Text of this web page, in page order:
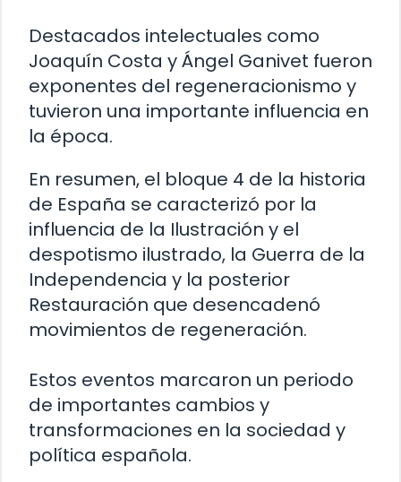
Destacados intelectuales como
Joaquín Costa y Ángel Ganivet fueron
exponentes del regeneracionismo y
tuvieron una importante influencia en
la época.
En resumen, el bloque 4 de la historia
de España se caracterizó por la
influencia de la Ilustración y el
despotismo ilustrado, la Guerra de la
Independencia y la posterior
Restauración que desencadenó
movimientos de regeneración.
Estos eventos marcaron un periodo
de importantes cambios y
transformaciones en la sociedad y
política española.